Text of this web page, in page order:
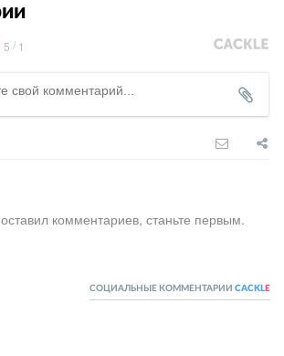
5 / 1
комментариев, станьте первым.
СОЦИАЛЬНЫЕ КОММЕНТАРИИ CACKL E